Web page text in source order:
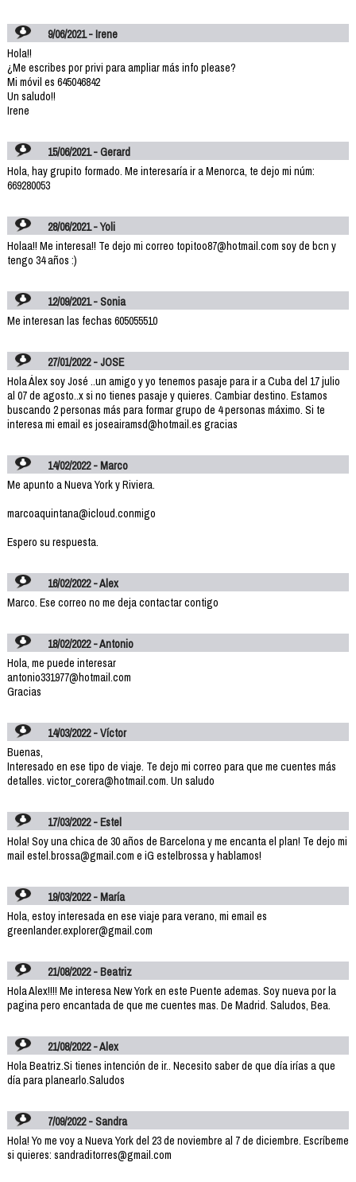
9/06/2021 - Irene
Hola!!
¿Me escribes por privi para ampliar más info please?
Mi móvil es 645046842
Un saludo!!
Irene
15/06/2021 - Gerard
Hola, hay grupito formado. Me interesaría ir a Menorca, te dejo mi núm:
669280053
28/06/2021 - Yoli
Holaa!! Me interesa!! Te dejo mi correo topitoo87@hotmail.com soy de bcn y
tengo 34 años :)
12/09/2021 - Sonia
Me interesan las fechas 605055510
27/01/2022 - JOSE
Hola Álex soy José ..un amigo y yo tenemos pasaje para ir a Cuba del 17 julio
al 07 de agosto..x si no tienes pasaje y quieres. Cambiar destino. Estamos
buscando 2 personas más para formar grupo de 4 personas máximo. Si te
interesa mi email es joseairamsd@hotmail.es gracias
14/02/2022 - Marco
Me apunto a Nueva York y Riviera.
marcoaquintana@icloud.conmigo
Espero su respuesta.
16/02/2022 - Alex
Marco. Ese correo no me deja contactar contigo
18/02/2022 - Antonio
Hola, me puede interesar
antonio331977@hotmail.com
Gracias
14/03/2022 - Víctor
Buenas,
Interesado en ese tipo de viaje. Te dejo mi correo para que me cuentes más
detalles. victor_corera@hotmail.com. Un saludo
17/03/2022 - Estel
Hola! Soy una chica de 30 años de Barcelona y me encanta el plan! Te dejo mi
mail estel.brossa@gmail.com e iG estelbrossa y hablamos!
19/03/2022 - María
Hola, estoy interesada en ese viaje para verano, mi email es
greenlander.explorer@gmail.com
21/08/2022 - Beatriz
Hola Alex!!!! Me interesa New York en este Puente ademas. Soy nueva por la
pagina pero encantada de que me cuentes mas. De Madrid. Saludos, Bea.
21/08/2022 - Alex
Hola Beatriz.Si tienes intención de ir.. Necesito saber de que día irías a que
día para planearlo.Saludos
7/09/2022 - Sandra
Hola! Yo me voy a Nueva York del 23 de noviembre al 7 de diciembre. Escríbeme
si quieres: sandraditorres@gmail.com